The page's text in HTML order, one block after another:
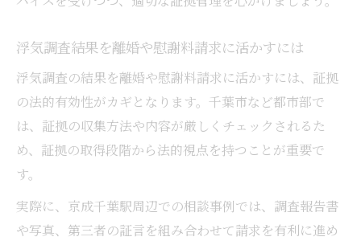
浮気調査結果を離婚や慰謝料請求に活かすには
浮気調査の結果を離婚や慰謝料請求に活かすには、証拠
の法的有効性がカギとなります。千葉市など都市部で
は、証拠の収集方法や内容が厳しくチェックされるた
め、証拠の取得段階から法的視点を持つことが重要で
す。
実際に、京成千葉駅周辺での相談事例では、調査報告書
や写真、第三者の証言を組み合わせて請求を有利に進め